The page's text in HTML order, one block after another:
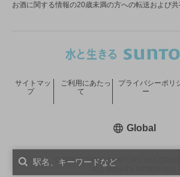
お酒に関する情報の20歳未満の方への転送および共
COPYRIGHT © SUNTORY
サイトマッ
プ
ご利用にあたっ
て
プライバシーポリ
ー
Global新し